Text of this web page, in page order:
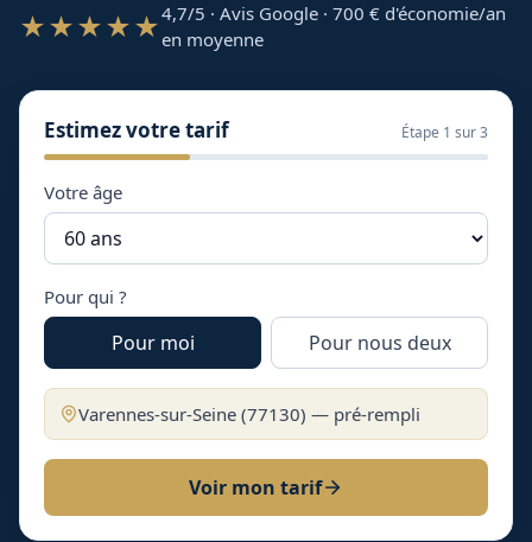
★★★★★4,7/5 · Avis Google · 700 € d'économie/an
en moyenne
Estimez votre tarif Étape 1 sur 3
Votre âge
Pour qui ?
Pour moi Pour nous deux
Varennes-sur-Seine (77130) — pré-rempli
Voir mon tarif